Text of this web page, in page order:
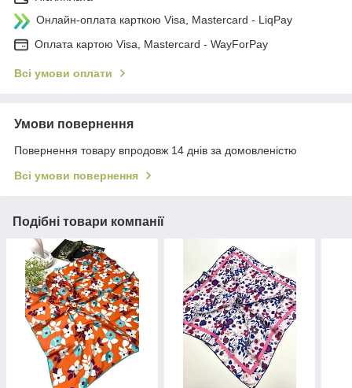
Онлайн-оплата карткою Visa, Mastercard - LiqPay
Оплата картою Visa, Mastercard - WayForPay
Всі умови оплати
Умови повернення
Повернення товару впродовж 14 днів за домовленістю
Всі умови повернення
Подібні товари компанії